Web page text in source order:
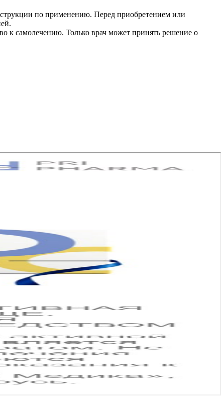
по применению. Перед приобретением или
к самолечению. Только врач может принять решение о